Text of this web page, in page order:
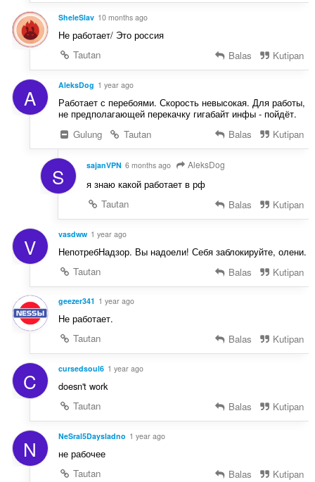
:
SheleSlav 10 months ago
Не работает/ Это россия
Tautan
Balas Kutipan
A AleksDog 1 year ago
Работает с перебоями. Скорость невысокая. Для работы,
не предполагающей перекачку гигабайт инфы - пойдёт.
Gulung
Tautan Balas Kutipan
S sajanVPN 6 months ago AleksDog
я знаю какой работает в рф
Tautan
Balas Kutipan
V vasdww 1 year ago
НепотребНадзор. Вы надоели! Себя заблокируйте, олени.
Tautan
Balas Kutipan
geezer341 1 year ago
Не работает.
Tautan
Balas Kutipan
C cursedsoul6 1 year ago
doesn't work
Tautan
Balas Kutipan
N NeSral5Daysladno 1 year ago
не рабочее
Tautan
Balas Kutipan